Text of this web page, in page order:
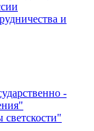
и
-